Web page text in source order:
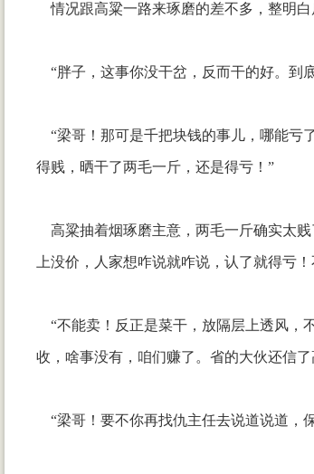
情况跟高粱一路来琢磨的差不多，整明白
“胖子，这事你没干岔，反而干的好。到
“梁哥！那可是千把块钱的事儿，哪能亏
得贱，晒干了两毛一斤，还是得亏！”
高粱抽着烟琢磨主意，两毛一斤确实太
上没价，人家想咋说就咋说，认了就得亏
“不能卖！反正是菜干，放隔层上透风，
收，啥事没有，咱们赚了。省的大伙还信
“梁哥！要不你再找仇主任去说道说道，